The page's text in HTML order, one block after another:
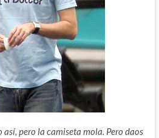
pero la camiseta mola. Pero daos